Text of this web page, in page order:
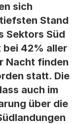
sich
Stand
Sektors Süd
bei 42% aller
Nacht finden
statt. Die
auch im
über die